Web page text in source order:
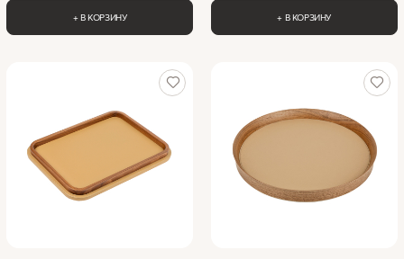
+ В КОРЗИНУ + В КОРЗИНУ